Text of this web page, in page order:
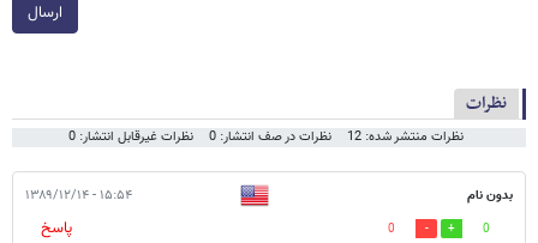
ارسال
نظرات
نظرات منتشر شده: 12 نظرات در صف انتشار: 0 نظرات غیرقابل انتشار: 0
بدون نام ۱۵:۵۴ - ۱۳۸۹/۱۲/۱۴
0
0
پاسخ